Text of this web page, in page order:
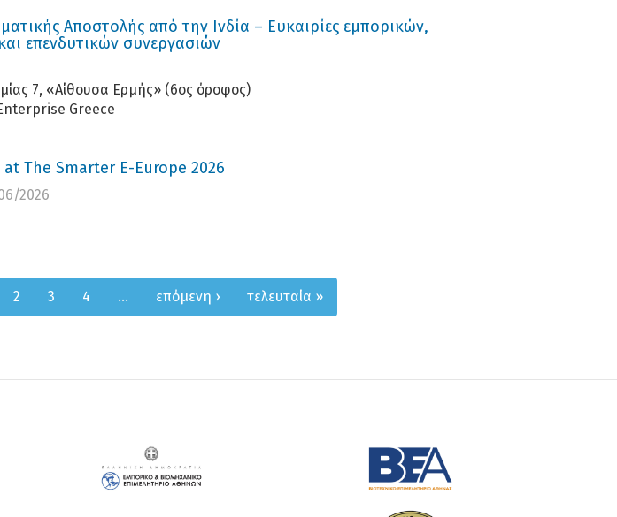
Αποστολής από την Ινδία – Ευκαιρίες εμπορικών,
επενδυτικών συνεργασιών
7, «Αίθουσα Ερμής» (6ος όροφος)
Greece
The Smarter E-Europe 2026
2026
2 3 4 … επόμενη › τελευταία »